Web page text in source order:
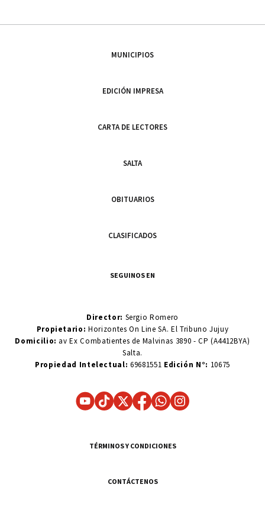
MUNICIPIOS
EDICIÓN IMPRESA
CARTA DE LECTORES
SALTA
OBITUARIOS
CLASIFICADOS
SEGUINOS EN
Director: Sergio Romero
Propietario:Horizontes On Line SA. El Tribuno Jujuy
Domicilio: av Ex Combatientes de Malvinas 3890 - CP (A4412BYA)
Salta.
Propiedad Intelectual: 69681551 Edición N°: 10675
TÉRMINOS Y CONDICIONES
CONTÁCTENOS